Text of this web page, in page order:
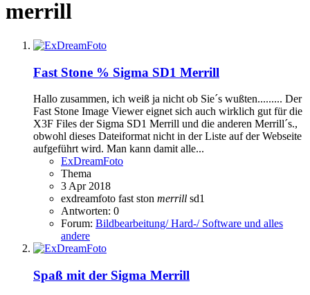
merrill
Fast Stone % Sigma SD1 Merrill
Hallo zusammen, ich weiß ja nicht ob Sie´s wußten......... Der
Fast Stone Image Viewer eignet sich auch wirklich gut für die
X3F Files der Sigma SD1 Merrill und die anderen Merrill´s.,
obwohl dieses Dateiformat nicht in der Liste auf der Webseite
aufgeführt wird. Man kann damit alle...
ExDreamFoto
Thema
3 Apr 2018
exdreamfoto fast ston merrill sd1
Antworten: 0
Forum: Bildbearbeitung/ Hard-/ Software und alles
andere
Spaß mit der Sigma Merrill